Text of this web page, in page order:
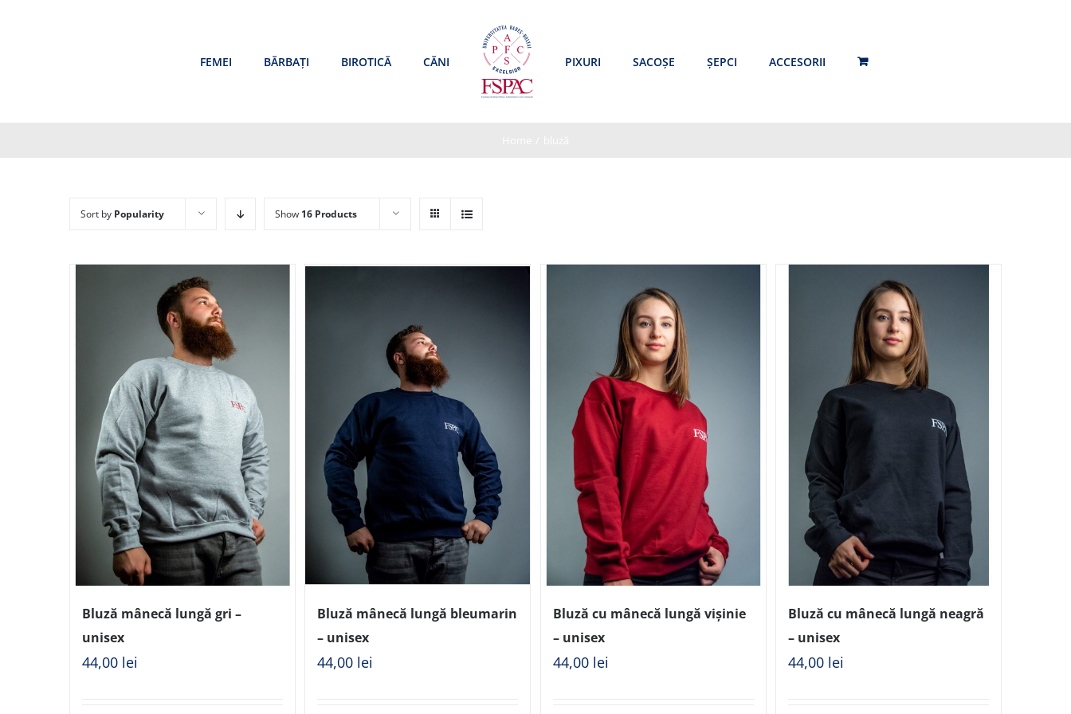
FEMEI BĂRBAȚI BIROTICĂ CĂNI PIXURI SACOȘE ȘEPCI ACCESORII
Sort by Popularity Show 16 Products
Bluză mânecă lungă gri –
unisex
44,00 lei
Bluză mânecă lungă bleumarin
– unisex
44,00 lei
Bluză cu mânecă lungă vișinie
– unisex
44,00 lei
Bluză cu mânecă lungă neagră
– unisex
44,00 lei